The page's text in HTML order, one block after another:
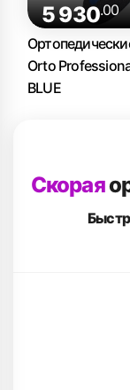
5 930.00
Orto
BLUE
Скорая